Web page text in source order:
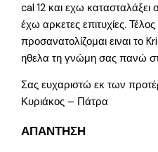
cal 12 και εχω κατασταλάξει
έχω αρκετες επιτυχίες.
προσανατολίζομαι ειναι το
ηθελα τη γνώμη σας πανώ
Σας ευχαριστώ εκ των
Κυριάκος – Πάτρα
ΑΠΑΝΤΗΣΗ